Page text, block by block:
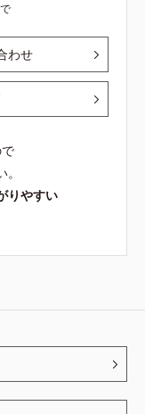
わせ
りやすい